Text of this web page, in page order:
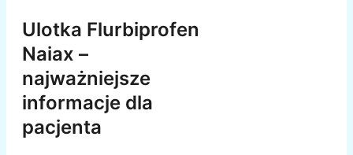
Ulotka Flurbiprofen
Naiax –
najważniejsze
informacje dla
pacjenta